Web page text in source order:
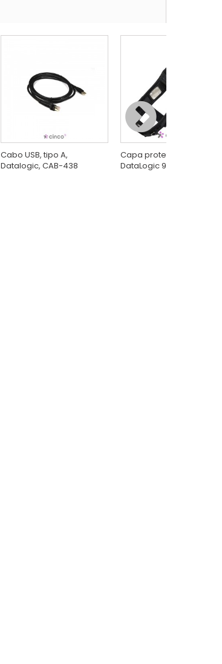
Cabo USB, tipo A,
Datalogic, CAB-438
Capa protetora para
DataLogic 94ACC0047